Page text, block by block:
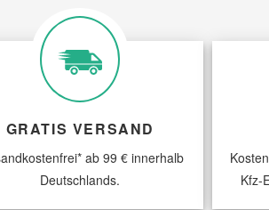
GRATIS VERSAND
ab 99 € innerhalb
Deutschlands.
Kfz-